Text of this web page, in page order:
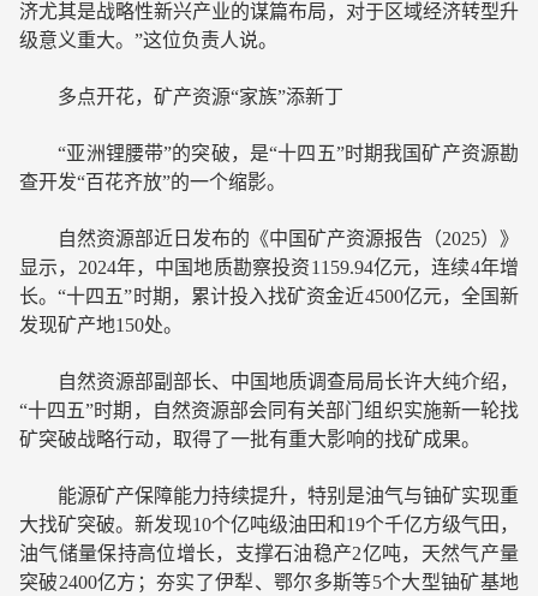
济尤其是战略性新兴产业的谋篇布局，对于区域经济转型升
级意义重大。”这位负责人说。
多点开花，矿产资源“家族”添新丁
“亚洲锂腰带”的突破，是“十四五”时期我国矿产资源勘
查开发“百花齐放”的一个缩影。
自然资源部近日发布的《中国矿产资源报告（2025）》
显示，2024年，中国地质勘察投资1159.94亿元，连续4年增
长。“十四五”时期，累计投入找矿资金近4500亿元，全国新
发现矿产地150处。
自然资源部副部长、中国地质调查局局长许大纯介绍，
“十四五”时期，自然资源部会同有关部门组织实施新一轮找
矿突破战略行动，取得了一批有重大影响的找矿成果。
能源矿产保障能力持续提升，特别是油气与铀矿实现重
大找矿突破。新发现10个亿吨级油田和19个千亿方级气田，
油气储量保持高位增长，支撑石油稳产2亿吨，天然气产量
突破2400亿方；夯实了伊犁、鄂尔多斯等5个大型铀矿基地